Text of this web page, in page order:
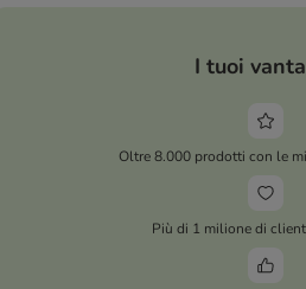
I tuoi
Oltre 8.000 prodotti con le
Più di 1 milione di